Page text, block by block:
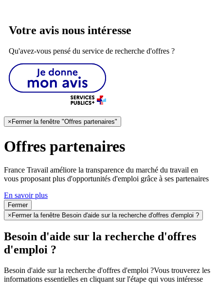
Votre avis nous intéresse
Qu'avez-vous pensé du service de recherche d'offres ?
× Fermer la fenêtre "Offres partenaires"
Offres partenaires
France Travail améliore la transparence du marché du travail en
vous proposant plus d'opportunités d'emploi grâce à ses partenaires
En savoir plus
Fermer
× Fermer la fenêtre Besoin d'aide sur la recherche d'offres d'emploi ?
Besoin d'aide sur la recherche d'offres
d'emploi ?
Besoin d'aide sur la recherche d'offres d'emploi ?Vous trouverez les
informations essentielles en cliquant sur l'étape qui vous intéresse